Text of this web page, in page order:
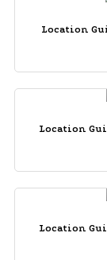
Location
Location
Location